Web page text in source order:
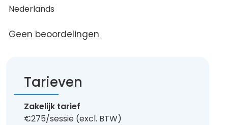
Nederlands
Geen beoordelingen
Tarieven
Zakelijk tarief
€275/sessie (excl. BTW)